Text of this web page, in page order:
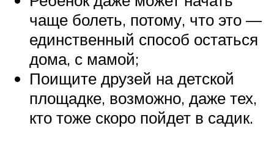
чаще болеть, потому, что это —
единственный способ остаться
дома, с мамой;
Поищите друзей на детской
площадке, возможно, даже тех,
кто тоже скоро пойдет в садик.